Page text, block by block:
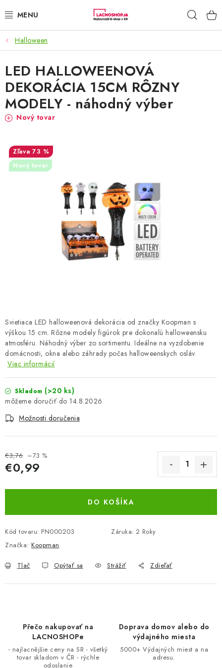
na
NAŠE AKCIE!
NAŠE NOVINKY!
POTRAVINY
DOMÁCNOSŤ
NÁBYTOK
ELEKTRO
OBLEČENIE A MÓDA
TOTÁLNA LIKVIDÁCIA
DROGÉRIA A KOZMETIKA
PRE DETI
AUTO-MOTO
PRODUKTY HISTORICKE BEZ ZASOBY
BEZ ZÁSOBY, K VYŘAZENÍ (VČ. XD)
DROGERIE A KOSMETIKA
DÍLNA A STAVBA
ZÁBAVA A KNIHY
LETNÝ VÝPREDAJ
LEVI ZĽAVA
Halloween
Svietiaca LED halloweenová dekorácia od značky Koopman s
výškou 15 cm. Rôzne modely figúrok pre dokonalú halloweensku
atmosféru. Náhodný výber zo sortimentu. Ideálne na vyzdobenie
domácnosti, okna alebo záhrady počas halloweenskych osláv.
Viac informácií
Skladom (>20 ks)
14.8.2026
Možnosti doručenia
€3,76 –73 %
€0,99
DO KOŠÍKA
Kód tovaru: PN000203 Záruka: 2 Roky
Značka: Koopman
Tlač Opýtať sa Strážiť Zdieľať
LED HALLOWEENOVÁ
DEKORÁCIA 15CM RÔZNY
MODELY - náhodný výber
Nový tovar
73 %
Nový tovar
Přečo nakupovať na
LACNOSHOPe
- najlacnějšie ceny na SR - všetký
tovar skladom v ČR - rýchle
odoslanie
Doprava domov alebo do
výdajného miesta
5000+ Výdajných miest a na
adresu.